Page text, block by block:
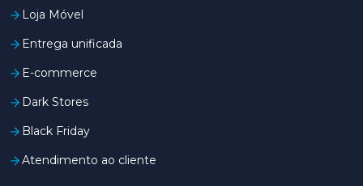
Loja Móvel
Entrega unificada
E-commerce
Dark Stores
Black Friday
Atendimento ao cliente